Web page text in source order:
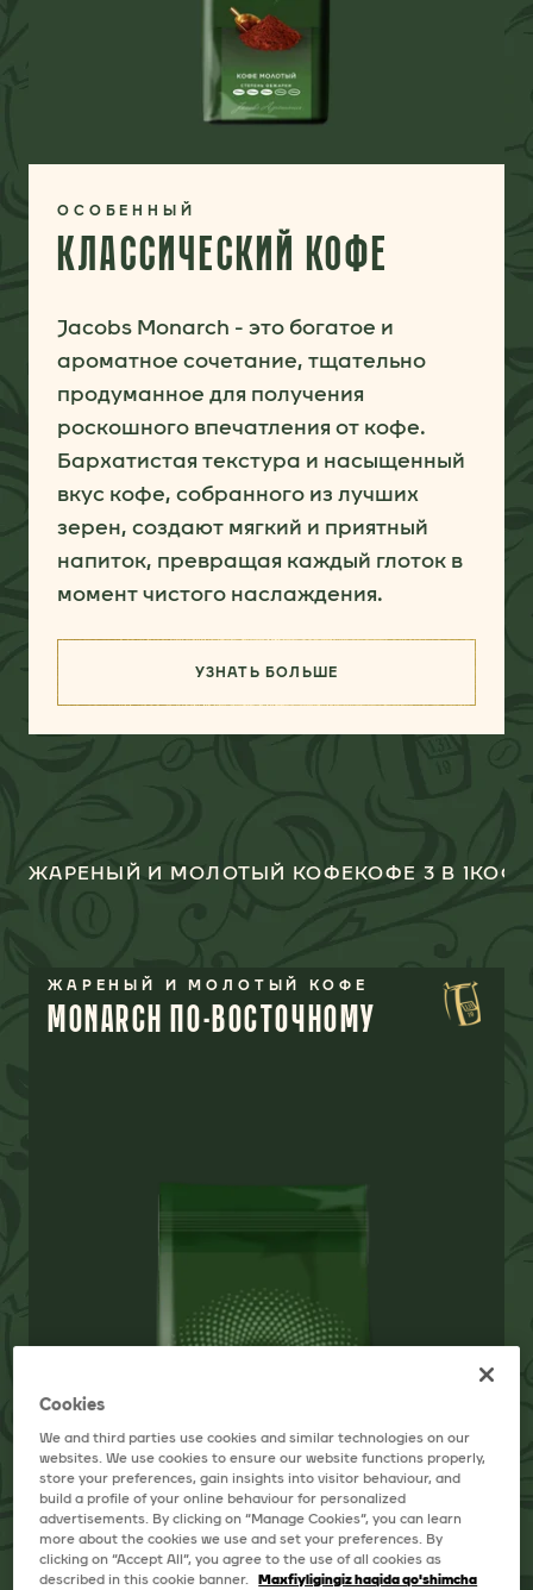
ОСОБЕННЫЙ
КЛАССИЧЕСКИЙ КОФЕ
Jacobs Monarch - это богатое и
ароматное сочетание, тщательно
продуманное для получения
роскошного впечатления от кофе.
Бархатистая текстура и насыщенный
вкус кофе, собранного из лучших
зерен, создают мягкий и приятный
напиток, превращая каждый глоток в
момент чистого наслаждения.
УЗНАТЬ БОЛЬШЕ
ЖАРЕНЫЙ И МОЛОТЫЙ КОФЕКОФЕ 3 В 1
ЖАРЕНЫЙ И МОЛОТЫЙ КОФЕ
MONARCH ПО-ВОСТОЧНОМУ
Cookies
We and third parties use cookies and similar technologies on our
websites. We use cookies to ensure our website functions properly,
store your preferences, gain insights into visitor behaviour, and
build a profile of your online behaviour for personalized
advertisements. By clicking on “Manage Cookies”, you can learn
more about the cookies we use and set your preferences. By
clicking on “Accept All”, you agree to the use of all cookies as
described in this cookie banner. Maxfiyligingiz haqida qo'shimcha